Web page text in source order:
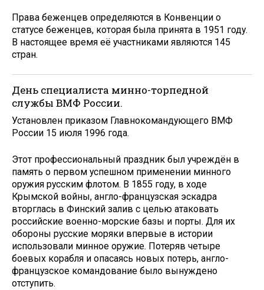
Права беженцев определяются в Конвенции о
статусе беженцев, которая была принята в 1951 году.
В настоящее время её участниками являются 145
стран.
День специалиста минно-торпедной
службы ВМФ России.
Установлен приказом Главнокомандующего ВМФ
России 15 июля 1996 года.
Этот профессиональный праздник был учреждён в
память о первом успешном применении минного
оружия русским флотом. В 1855 году, в ходе
Крымской войны, англо-французская эскадра
вторглась в Финский залив с целью атаковать
российские военно-морские базы и порты. Для их
обороны русские моряки впервые в истории
использовали минное оружие. Потеряв четыре
боевых корабля и опасаясь новых потерь, англо-
французское командование было вынуждено
отступить.